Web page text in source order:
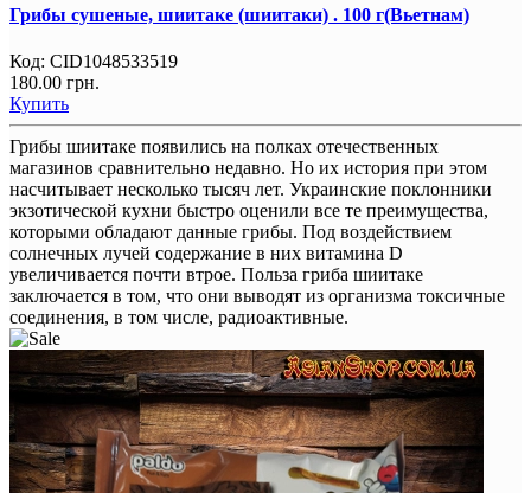
Грибы сушеные, шиитаке (шиитаки) . 100 г(Вьетнам)
Код: CID1048533519
180.00 грн.
Купить
Грибы шиитаке появились на полках отечественных
магазинов сравнительно недавно. Но их история при этом
насчитывает несколько тысяч лет. Украинские поклонники
экзотической кухни быстро оценили все те преимущества,
которыми обладают данные грибы. Под воздействием
солнечных лучей содержание в них витамина D
увеличивается почти втрое. Польза гриба шиитаке
заключается в том, что они выводят из организма токсичные
соединения, в том числе, радиоактивные.